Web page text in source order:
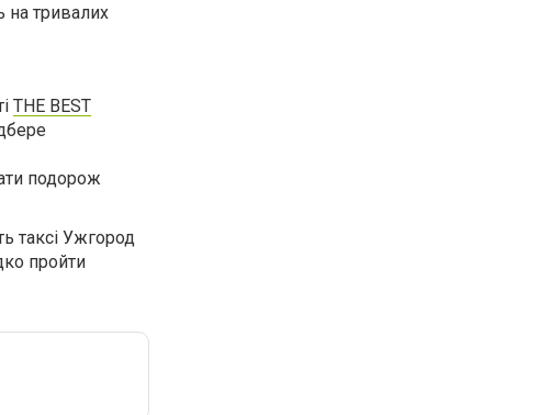
на тривалих
THE BEST
подорож
таксі Ужгород
пройти